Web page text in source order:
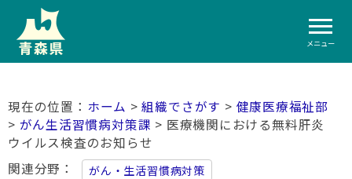
メニュー
ホーム >組織でさがす > 健康医療福祉部
> がん生活習慣病対策課 > 医療機関における無料肝炎
ウイルス検査のお知らせ
関連分野
がん・生活習慣病対策